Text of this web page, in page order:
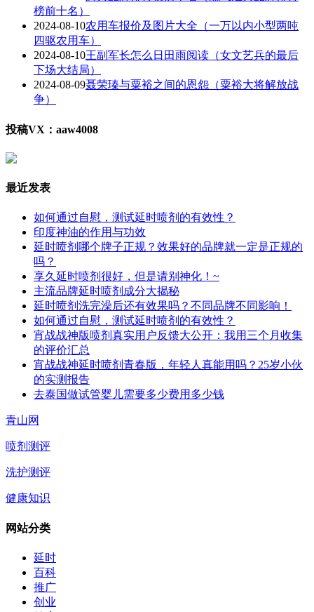
榜前十名）
2024-08-10农用车报价及图片大全（一万以内小型两吨
四驱农用车）
2024-08-10王副军长怎么日田雨阅读（女文艺兵的最后
下场大结局）
2024-08-09聂荣瑧与粟裕之间的恩怨（粟裕大将解放战
争）
投稿VX：aaw4008
最近发表
如何通过自慰，测试延时喷剂的有效性？
印度神油的作用与功效
延时喷剂哪个牌子正规？效果好的品牌就一定是正规的
吗？
享久延时喷剂很好，但是请别神化！~
主流品牌延时喷剂成分大揭秘
延时喷剂洗完澡后还有效果吗？不同品牌不同影响！
如何通过自慰，测试延时喷剂的有效性？
宵战战神版喷剂真实用户反馈大公开：我用三个月收集
的评价汇总
宵战战神延时喷剂青春版，年轻人真能用吗？25岁小伙
的实测报告
去泰国做试管婴儿需要多少费用多少钱
青山网
喷剂测评
洗护测评
健康知识
网站分类
延时
百科
推广
创业